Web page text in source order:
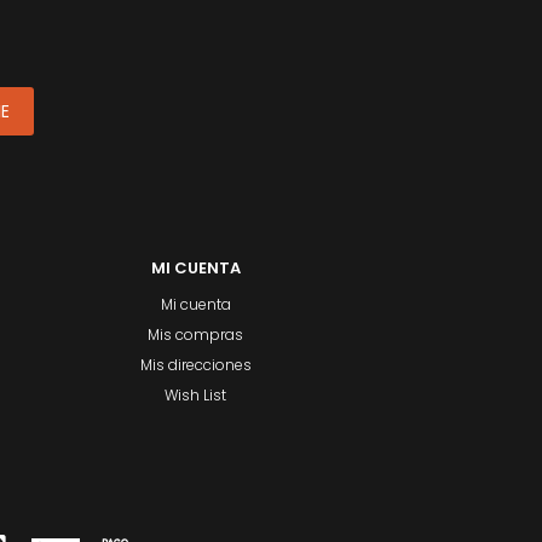
MI CUENTA
Mi cuenta
Mis compras
Mis direcciones
Wish List